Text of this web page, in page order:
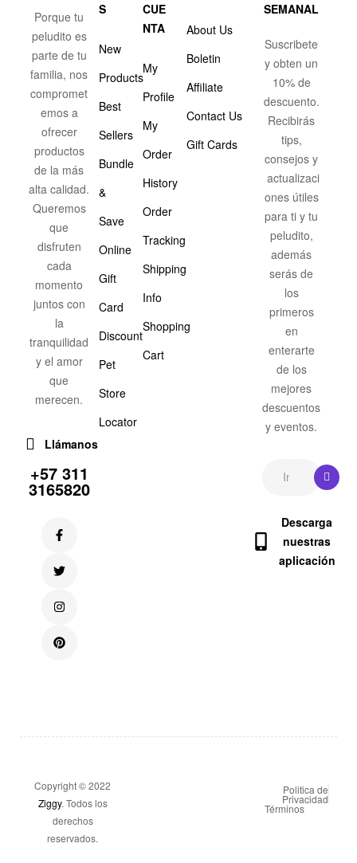
Porque tu
peludito es
parte de tu
familia, nos
compromet
emos a
ofrecer
productos
de la más
alta calidad.
Queremos
que
disfruten
cada
momento
juntos con
la
tranquilidad
y el amor
que
merecen.
Llámanos
+57 311
3165820
S
New
Products
Best
Sellers
Bundle
&
Save
Online
Gift
Card
Discount
Pet
Store
Locator
CUE
NTA
My
Profile
My
Order
History
Order
Tracking
Shipping
Info
Shopping
Cart
About Us
Boletin
Affiliate
Contact Us
Gift Cards
SEMANAL
Suscribete
y obten un
10% de
descuento.
Recibirás
tips,
consejos y
actualizaci
ones útiles
para ti y tu
peludito,
además
serás de
los
primeros
en
enterarte
de los
mejores
descuentos
y eventos.
Descarga
nuestras
aplicación
Copyright © 2022
Ziggy. Todos los
derechos
reservados.
Politica de
Privacidad
Términos